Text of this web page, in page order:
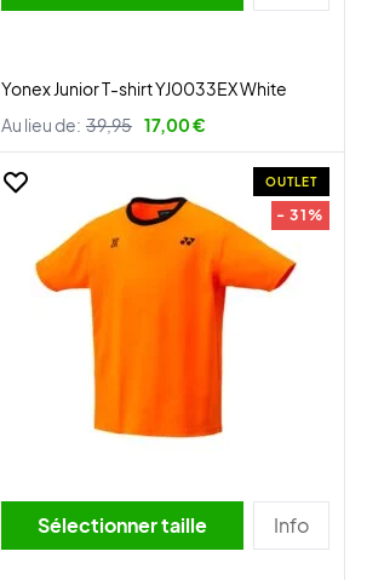
Yonex Junior T-shirt YJ0033EX White
Au lieu de: 39,95 17,00 €
OUTLET
- 31%
Sélectionner taille Info